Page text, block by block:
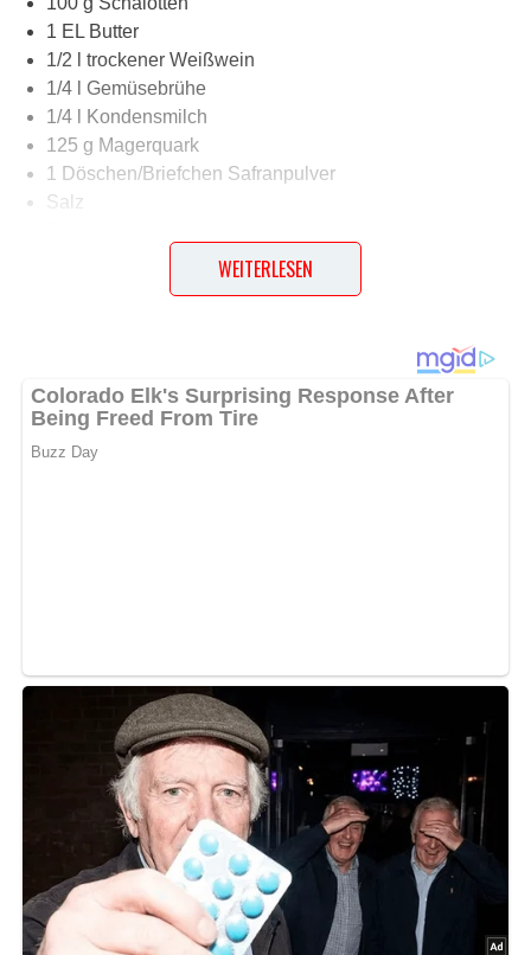
1 EL Butter
1/2 l trockener Weißwein
1/4 l Gemüsebrühe
1/4 l Kondensmilch
125 g Magerquark
1 Döschen/Briefchen Safranpulver
Salz
1 Spritzer Pernod oder Pastis
2 EL geschlagene Sahne
Lob, Kritik, Fragen oder Anregungen zum Rezept?
Dann hinterlasse doch bitte einen Kommentar am
Ende dieser Seite & auch eine Bewertung!
anbraten. Die Kartoffeln zugeben. Wein, Gemüsebrühe
und Kondensmilch zum Gemüse in die Pfanne gießen.
Den Quark einrühren und den Safran hinzufügen. Alles
zugedeckt etwa 12 Min. leicht köcheln lassen. Die Suppe
pürieren und mit Salz, Pfeffer und Pernod oder Pastis
abschmecken. Vor dem Servieren die geschlagene
Sahne unterrühren, die Suppe in 4 tiefe Teller
portionieren und mit dem Fenchelgrün garnieren.
WEITERLESEN